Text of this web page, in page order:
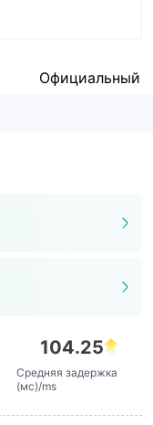
Официальный
104.25
Средняя задержка
(мс)/ms